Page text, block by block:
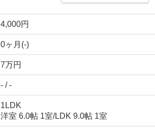
4,000円
0ヶ月(-)
7万円
- / -
1LDK
洋室 6.0帖 1室/LDK 9.0帖 1室